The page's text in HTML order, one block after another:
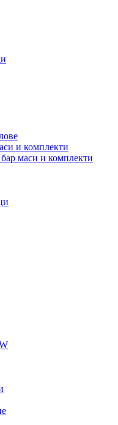
и комплекти
маси и комплекти